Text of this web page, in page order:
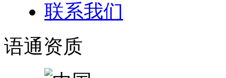
联系我们
语通资质